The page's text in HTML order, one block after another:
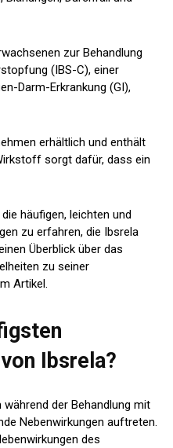
zur Behandlung
(IBS-C), einer
Darm-Erkrankung (GI),
erhältlich und enthält
sorgt dafür, dass ein
häufigen, leichten und
zu erfahren, die Ibsrela
Überblick über das
zu seiner
Artikel.
Ibsrela?
der Behandlung mit
Nebenwirkungen auftreten.
des